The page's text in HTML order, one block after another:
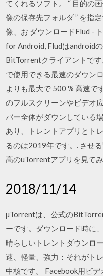
てくれるソフト。 “ 目的の
像の保存先フォルダ ” を指
像、お ダウンロードFlud -
for Android, Fludはandroid
BitTorrentクライアントで
で使用できる最速のダウン
よりも最大で 500 % 高速で
のフルスクリーンやビデオ
バー全体がダウンしている
あり、トレントアプリとト
るのは2019年です。. させ
高のuTorrentアプリを見て
2018/11/14
µTorrentは、公式の
ーです。ダウンロード時に
晴らしいトレントダウンロ
速、軽量、強力：それがト
中核です。 Facebook用ビ